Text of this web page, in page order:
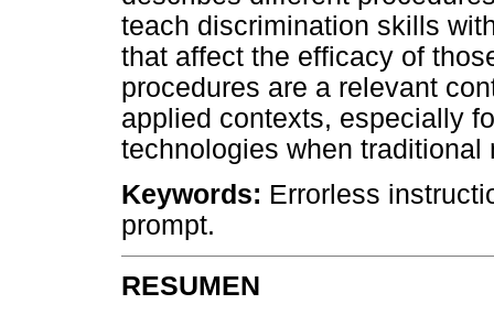
teach discrimination skills
that affect the efficacy of
procedures are a relevant
applied contexts, especially
technologies when traditional
Keywords: Errorless
prompt.
RESUMEN